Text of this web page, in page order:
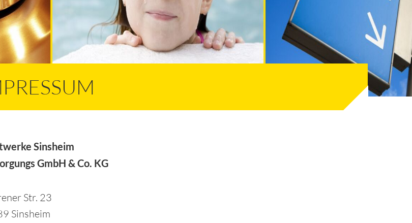
Sinsheim
GmbH & Co. KG
Str. 23
Sinsheim